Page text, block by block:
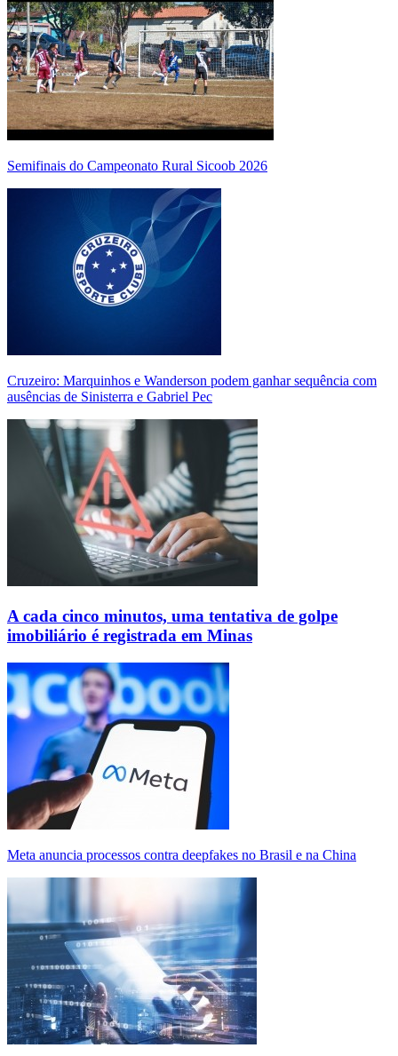
Semifinais do Campeonato Rural Sicoob 2026
Cruzeiro: Marquinhos e Wanderson podem ganhar sequência com
ausências de Sinisterra e Gabriel Pec
A cada cinco minutos, uma tentativa de golpe
imobiliário é registrada em Minas
Meta anuncia processos contra deepfakes no Brasil e na China